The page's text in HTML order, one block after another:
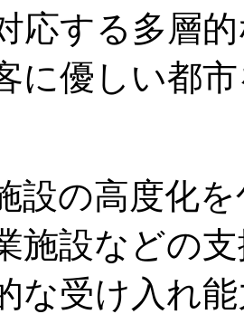
応する多層
に優しい都
設の高度化
施設などの
な受け入れ